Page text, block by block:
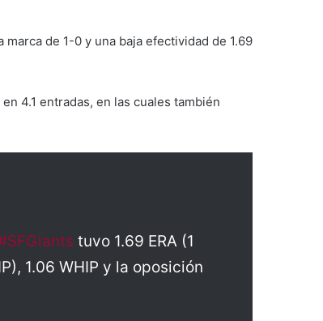
de 1-0 y una baja efectividad de 1.69
4.1 entradas, en las cuales también
tuvo 1.69 ERA (1
1.06 WHIP y la oposición